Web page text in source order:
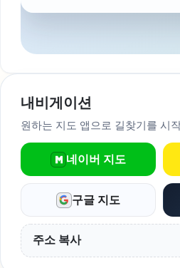
내비게이션
원하는 지도 앱으로 길찾기를 시
네이버 지도
구글 지도
주소 복사